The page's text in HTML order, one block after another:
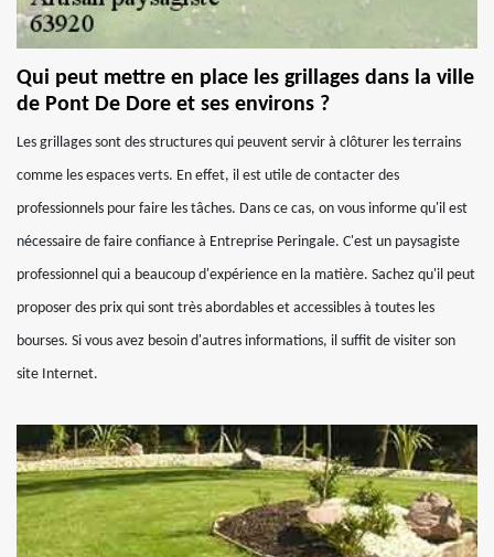
Qui peut mettre en place les grillages dans la ville
de Pont De Dore et ses environs ?
Les grillages sont des structures qui peuvent servir à clôturer les terrains
comme les espaces verts. En effet, il est utile de contacter des
professionnels pour faire les tâches. Dans ce cas, on vous informe qu'il est
nécessaire de faire confiance à Entreprise Peringale. C'est un paysagiste
professionnel qui a beaucoup d'expérience en la matière. Sachez qu'il peut
proposer des prix qui sont très abordables et accessibles à toutes les
bourses. Si vous avez besoin d'autres informations, il suffit de visiter son
site Internet.